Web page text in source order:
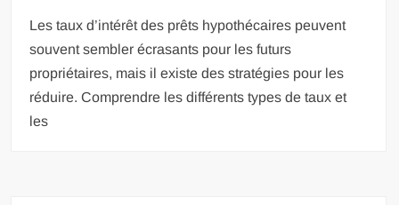
Les taux d’intérêt des prêts hypothécaires peuvent
souvent sembler écrasants pour les futurs
propriétaires, mais il existe des stratégies pour les
réduire. Comprendre les différents types de taux et
les